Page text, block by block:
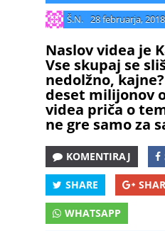
Š.N. 28 februarja, 2018
Naslov videa je
Vse skupaj se
nedolžno,
deset milijonov
videa priča o
ne gre samo za
KOMENTIRAJ
SHARE
WHATSAPP